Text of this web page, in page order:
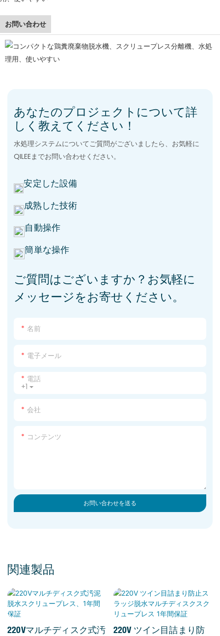
お問い合わせ
あなたのプロジェクトについて詳
しく教えてください！
水処理システムについてご質問がございましたら、お気軽に
QILEEまでお問い合わせください。
安定した設備
成熟した技術
自動操作
簡単な操作
ご質問はございますか？お気軽に
メッセージをお寄せください。
名前
電子メール
+1
電話
会社
コンテンツ
お問い合わせを送る
関連製品
220Vマルチディスク式汚 220V ツイン目詰まり防